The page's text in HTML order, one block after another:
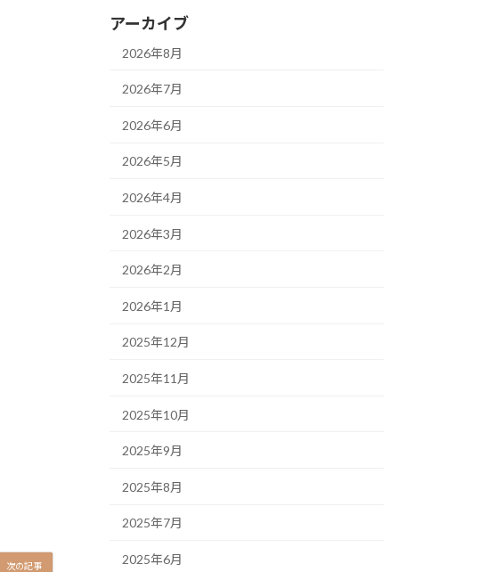
次の記事
アーカイブ
2026年8月
2026年7月
2026年6月
2026年5月
2026年4月
2026年3月
2026年2月
2026年1月
2025年12月
2025年11月
2025年10月
2025年9月
2025年8月
2025年7月
2025年6月